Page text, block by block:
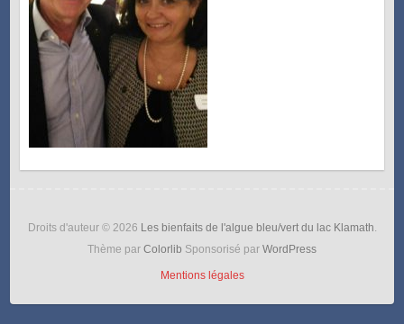
Droits d'auteur © 2026 Les bienfaits de l'algue bleu/vert du lac Klamath.
Thème par Colorlib Sponsorisé par WordPress
Mentions légales